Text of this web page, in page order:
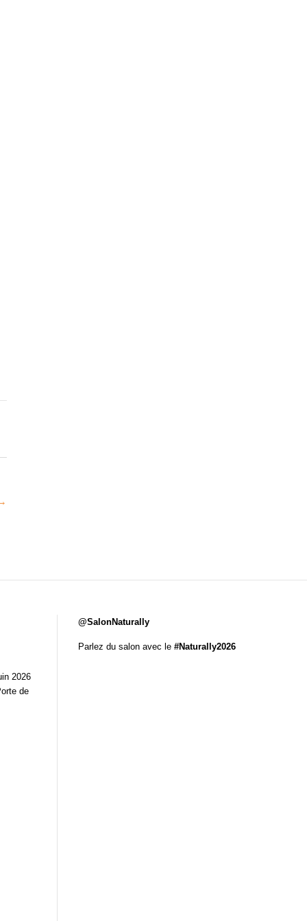
2026
de
@SalonNaturally
Parlez du salon avec le #Naturally2026